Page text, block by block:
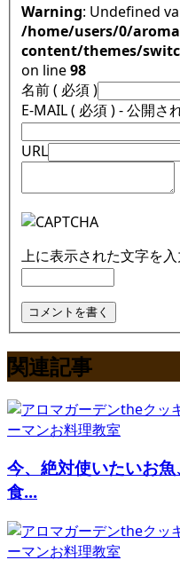
Warning : Undefined
/home/users/0/
content/themes/
on line98
名前 ( 必須 )
E-MAIL ( 必須 ) - 公開さ
URL
上に表示された文字を入
関連記事
今、絶対使いたいお
食...